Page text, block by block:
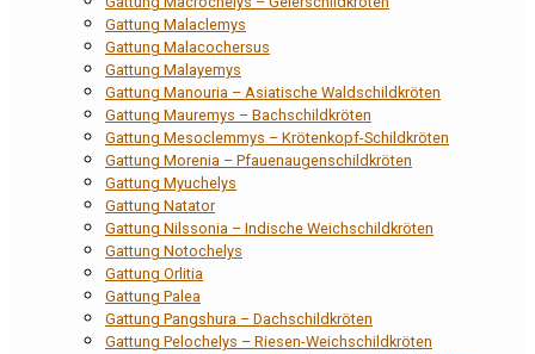
Gattung Malaclemys
Gattung Malacochersus
Gattung Malayemys
Gattung Manouria – Asiatische Waldschildkröten
Gattung Mauremys – Bachschildkröten
Gattung Mesoclemmys – Krötenkopf-Schildkröten
Gattung Morenia – Pfauenaugenschildkröten
Gattung Myuchelys
Gattung Natator
Gattung Nilssonia – Indische Weichschildkröten
Gattung Notochelys
Gattung Orlitia
Gattung Palea
Gattung Pangshura – Dachschildkröten
Gattung Pelochelys – Riesen-Weichschildkröten